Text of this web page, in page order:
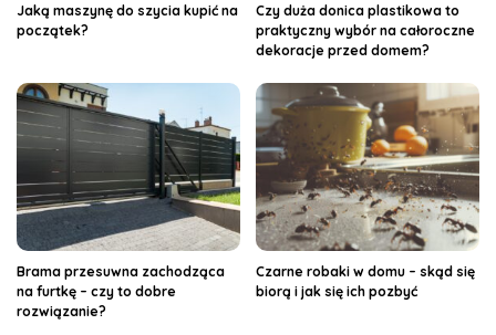
Jaką maszynę do szycia kupić na
początek?
Czy duża donica plastikowa to
praktyczny wybór na całoroczne
dekoracje przed domem?
Brama przesuwna zachodząca
na furtkę – czy to dobre
rozwiązanie?
Czarne robaki w domu – skąd się
biorą i jak się ich pozbyć